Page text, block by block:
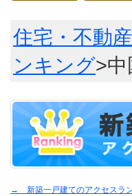
住宅・不動
ンキング>
→ 新築一戸建てのアクセスラ